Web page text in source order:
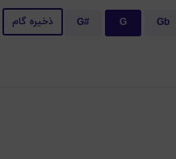
Gb
G
G# ذخیره گام